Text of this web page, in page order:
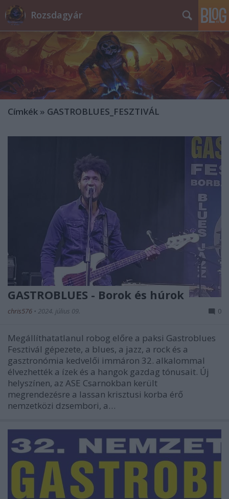
Rozsdagyár
Címkék » GASTROBLUES_FESZTIVÁL
GASTROBLUES - Borok és húrok
chris576 • 2024. július 09. 0
Megállíthatatlanul robog előre a paksi Gastroblues
Fesztivál gépezete, a blues, a jazz, a rock és a
gasztronómia kedvelői immáron 32. alkalommal
élvezhették a ízek és a hangok gazdag tónusait. Új
helyszínen, az ASE Csarnokban került
megrendezésre a lassan krisztusi korba érő
nemzetközi dzsembori, a…